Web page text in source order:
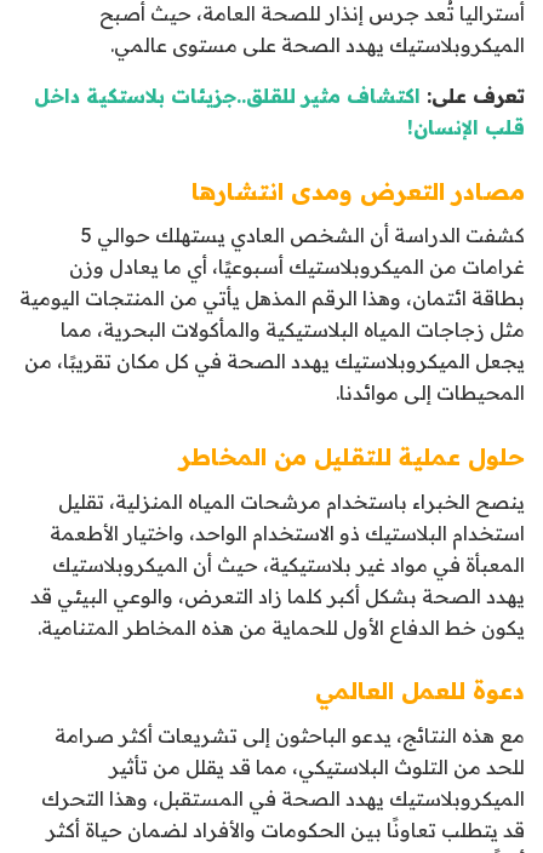
أستراليا تُعد جرس إنذار للصحة العامة، حيث أصبح
الميكروبلاستيك يهدد الصحة على مستوى عالمي.
تعرف على: اكتشاف مثير للقلق..جزيئات بلاستكية داخل
قلب الإنسان!
مصادر التعرض ومدى انتشارها
كشفت الدراسة أن الشخص العادي يستهلك حوالي 5
غرامات من الميكروبلاستيك أسبوعيًا، أي ما يعادل وزن
بطاقة ائتمان، وهذا الرقم المذهل يأتي من المنتجات اليومية
مثل زجاجات المياه البلاستيكية والمأكولات البحرية، مما
يجعل الميكروبلاستيك يهدد الصحة في كل مكان تقريبًا، من
المحيطات إلى موائدنا.
حلول عملية للتقليل من المخاطر
ينصح الخبراء باستخدام مرشحات المياه المنزلية، تقليل
استخدام البلاستيك ذو الاستخدام الواحد، واختيار الأطعمة
المعبأة في مواد غير بلاستيكية، حيث أن الميكروبلاستيك
يهدد الصحة بشكل أكبر كلما زاد التعرض، والوعي البيئي قد
يكون خط الدفاع الأول للحماية من هذه المخاطر المتنامية.
دعوة للعمل العالمي
مع هذه النتائج، يدعو الباحثون إلى تشريعات أكثر صرامة
للحد من التلوث البلاستيكي، مما قد يقلل من تأثير
الميكروبلاستيك يهدد الصحة في المستقبل، وهذا التحرك
قد يتطلب تعاونًا بين الحكومات والأفراد لضمان حياة أكثر